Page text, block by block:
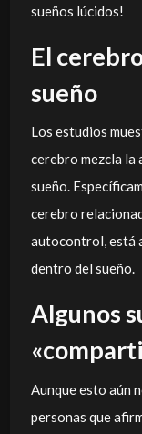
sueños lúcidos!
El
sueño
Los estudios
cerebro mezcla la
sueño.
cerebro
autocontrol, está
dentro del sueño.
Algunos
Aunque esto aún
personas que